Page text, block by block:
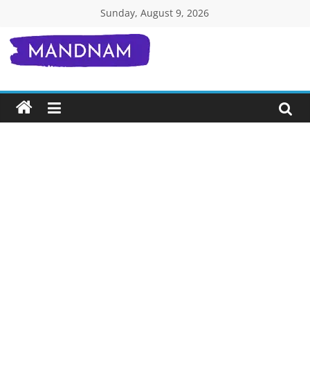
content
Sunday, August 9, 2026
Mandnam.com
जाने
एक-